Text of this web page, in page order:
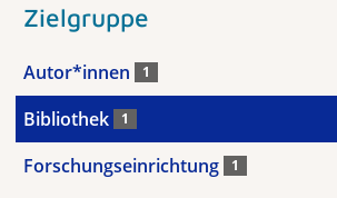
Zielgruppe
Autor*innen 1
Bibliothek 1
Forschungseinrichtung 1